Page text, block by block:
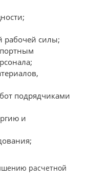
рабочей силы;
подрядчиками
и
расчетной